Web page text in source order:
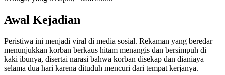
Awal Kejadian
Peristiwa ini menjadi viral di media sosial. Rekaman yang beredar
menunjukkan korban berkaus hitam menangis dan bersimpuh di
kaki ibunya, disertai narasi bahwa korban disekap dan dianiaya
selama dua hari karena dituduh mencuri dari tempat kerjanya.